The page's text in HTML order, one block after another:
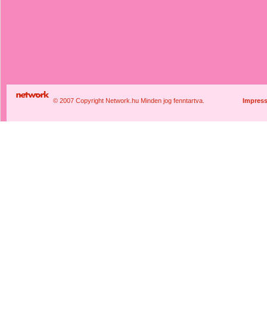
© 2007 Copyright Network.hu Minden jog fenntartva.